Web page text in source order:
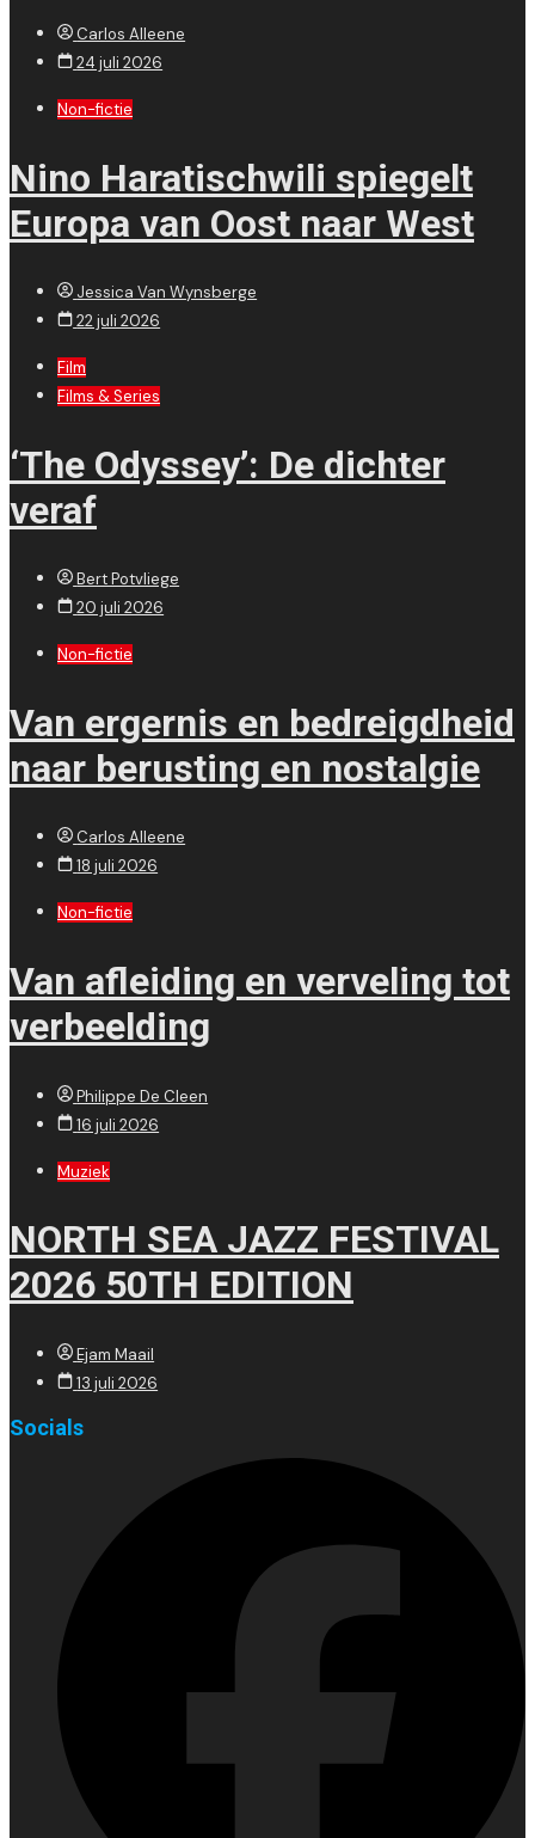
Carlos Alleene
24 juli 2026
Non-fictie
Nino Haratischwili spiegelt
Europa van Oost naar West
Jessica Van Wynsberge
22 juli 2026
Film
Films & Series
‘The Odyssey’: De dichter
veraf
Bert Potvliege
20 juli 2026
Non-fictie
Van ergernis en bedreigdheid
naar berusting en nostalgie
Carlos Alleene
18 juli 2026
Non-fictie
Van afleiding en verveling tot
verbeelding
Philippe De Cleen
16 juli 2026
Muziek
NORTH SEA JAZZ FESTIVAL
2026 50TH EDITION
Ejam Maail
13 juli 2026
Socials